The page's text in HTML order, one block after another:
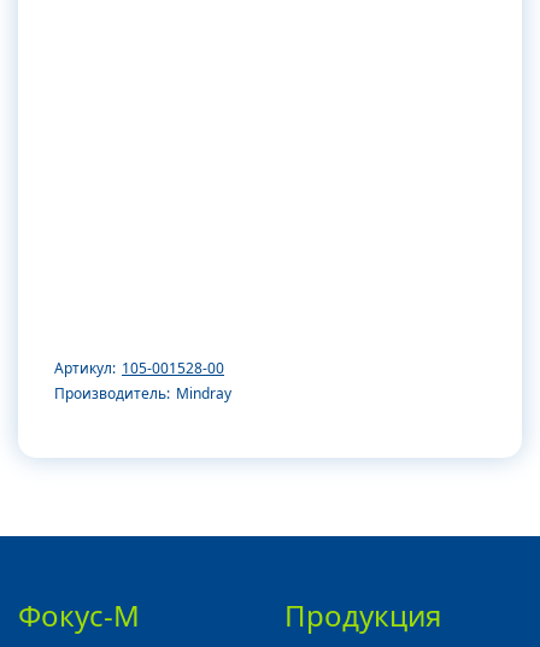
Артикул: 105-001528-00
Производитель: Mindray
Фокус-М Продукция